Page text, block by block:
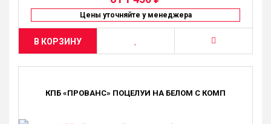
Цены уточняйте у менеджера
В КОРЗИНУ
КПБ «ПРОВАНС» ПОЦЕЛУИ НА БЕЛОМ С КОМП